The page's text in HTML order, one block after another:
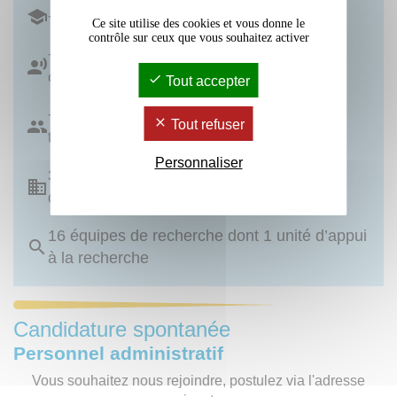
+ de 16 500 étudiant·es
+ de 700 personnels enseignants et
chercheurs
+ de 500 personnels administratifs et
techniques
3 UFR, 2 instituts (IJBA et IUT), 1 école
doctorale, 1 Cité des langues (CLEFF)
16 équipes de recherche dont 1 unité d’appui
à la recherche
Candidature spontanée
Personnel administratif
Vous souhaitez nous rejoindre, postulez via l'adresse
Ce site utilise des cookies et vous donne le
contrôle sur ceux que vous souhaitez activer
Tout accepter
Tout refuser
Personnaliser